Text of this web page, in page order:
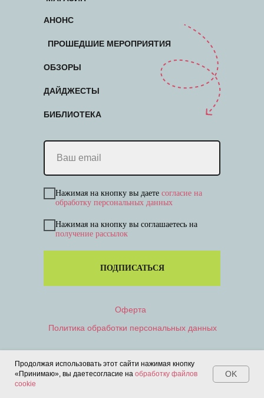
АНОНС
ПРОШЕДШИЕ МЕРОПРИЯТИЯ
ОБЗОРЫ
ДАЙДЖЕСТЫ
БИБЛИОТЕКА
Нажимая на кнопку вы даете согласие на
обработку персональных данных
Нажимая на кнопку вы соглашаетесь на
получение рассылок
ПОДПИСАТЬСЯ
Политика обработки персональных данных
Оферта
Продолжая использовать этот сайти нажимая кнопку
«Принимаю», вы даетесогласие на обработку файлов
cookie
OK